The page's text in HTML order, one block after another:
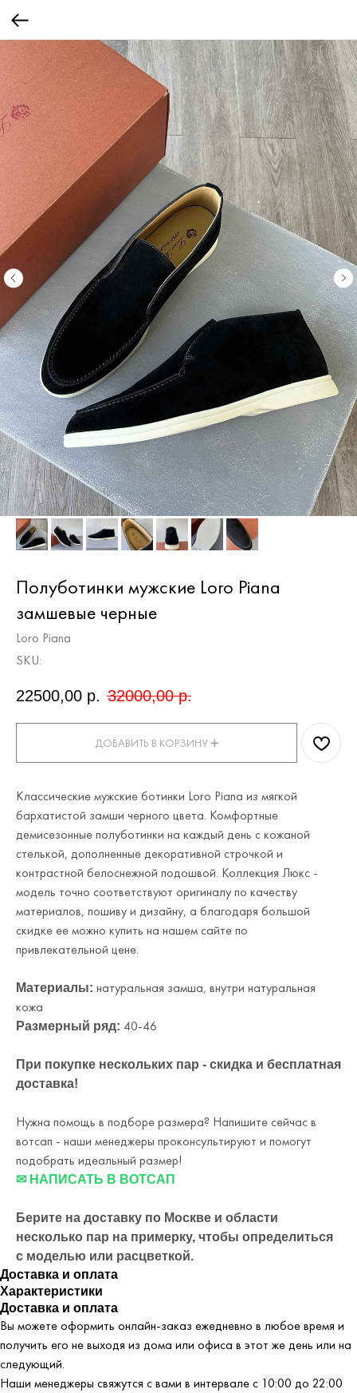
Полуботинки мужские Loro Piana
замшевые черные
Loro Piana
SKU:
22500,00 р. 32000,00 р.
ДОБАВИТЬ В КОРЗИНУ ➕
Классические мужские ботинки Loro Piana из мягкой
бархатистой замши черного цвета. Комфортные
демисезонные полуботинки на каждый день с кожаной
стелькой, дополненные декоративной строчкой и
контрастной белоснежной подошвой. Коллекция Люкс -
модель точно соответствуют оригиналу по качеству
материалов, пошиву и дизайну, а благодаря большой
скидке ее можно купить на нашем сайте по
привлекательной цене.
Материалы: натуральная замша, внутри натуральная
кожа
Размерный ряд: 40-46
При покупке нескольких пар - скидка и бесплатная
доставка!
Нужна помощь в подборе размера? Напишите сейчас в
вотсап - наши менеджеры проконсультируют и помогут
подобрать идеальный размер!
✉ НАПИСАТЬ В ВОТСАП
Берите на доставку по Москве и области
несколько пар на примерку, чтобы определиться
с моделью или расцветкой.
Доставка и оплата
Характеристики
Доставка и оплата
Вы можете оформить онлайн-заказ ежедневно в любое время и
получить его не выходя из дома или офиса в этот же день или на
следующий.
Наши менеджеры свяжутся с вами в интервале с 10:00 до 22:00